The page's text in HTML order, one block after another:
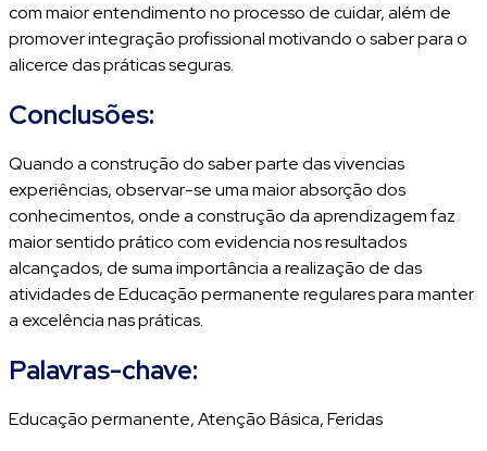
com maior entendimento no processo de cuidar, além de
promover integração profissional motivando o saber para o
alicerce das práticas seguras.
Conclusões:
Quando a construção do saber parte das vivencias
experiências, observar-se uma maior absorção dos
conhecimentos, onde a construção da aprendizagem faz
maior sentido prático com evidencia nos resultados
alcançados, de suma importância a realização de das
atividades de Educação permanente regulares para manter
a excelência nas práticas.
Palavras-chave:
Educação permanente, Atenção Básica, Feridas